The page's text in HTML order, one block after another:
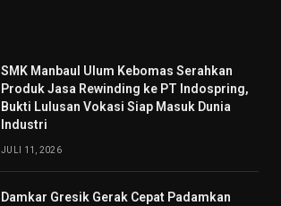
SMK Manbaul Ulum Kebomas Serahkan
Produk Jasa Rewinding ke PT Indospring,
Bukti Lulusan Vokasi Siap Masuk Dunia
Industri
JULI 11, 2026
Damkar Gresik Gerak Cepat Padamkan